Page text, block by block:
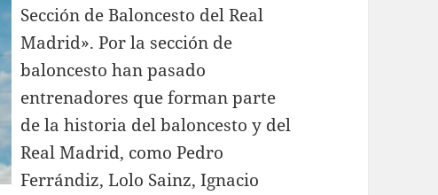
Sección de Baloncesto del Real
Madrid». Por la sección de
baloncesto han pasado
entrenadores que forman parte
de la historia del baloncesto y del
Real Madrid, como Pedro
Ferrándiz, Lolo Sainz, Ignacio